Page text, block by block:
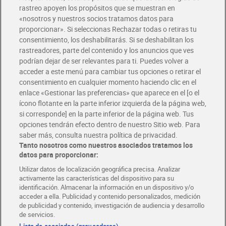
Glovo y Uber Eats
Solicita tu factura de Glovo o Uber Eats
Únete al CLUB Dia
Disfruta las ventajas y ofertas exclusivas.
Descárgate la APP Dia
Folletos y Tiendas
Descubre las mejores ofertas y busca tu tienda más cercana
Tarjeta MaX Dia
Te devuelve hasta 8€/mes de tus compras.
¡Solicita tu tarjeta de crédito aquí!
COMER MEJOR CADA DIA
COLABORA CON DIA ABRE TU TIENDA DIA CORPORATE
rastreo apoyen los propósitos que se muestran en
«nosotros y nuestros socios tratamos datos para
proporcionar». Si seleccionas Rechazar todas o retiras tu
consentimiento, los deshabilitarás. Si se deshabilitan los
rastreadores, parte del contenido y los anuncios que ves
podrían dejar de ser relevantes para ti. Puedes volver a
acceder a este menú para cambiar tus opciones o retirar el
consentimiento en cualquier momento haciendo clic en el
enlace «Gestionar las preferencias» que aparece en el [o el
ícono flotante en la parte inferior izquierda de la página web,
si corresponde] en la parte inferior de la página web. Tus
opciones tendrán efecto dentro de nuestro Sitio web. Para
saber más, consulta nuestra política de privacidad.
Tanto nosotros como nuestros asociados tratamos los
datos para proporcionar:
Utilizar datos de localización geográfica precisa. Analizar
activamente las características del dispositivo para su
identificación. Almacenar la información en un dispositivo y/o
acceder a ella. Publicidad y contenido personalizados, medición
de publicidad y contenido, investigación de audiencia y desarrollo
de servicios.